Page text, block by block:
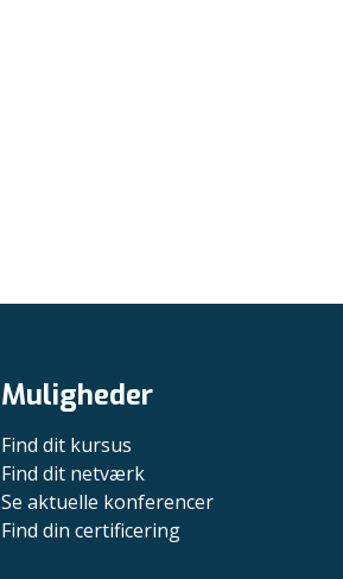
Muligheder
Find dit kursus
Find dit netværk
Se aktuelle konferencer
Find din certificering